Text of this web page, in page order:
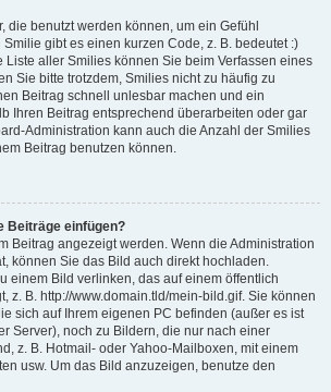
die benutzt werden können, um ein Gefühl
gibt es einen kurzen Code, z. B. bedeutet :)
Liste aller Smilies können Sie beim Verfassen eines
Sie bitte trotzdem, Smilies nicht zu häufig zu
Beitrag schnell unlesbar machen und ein
Ihren Beitrag entsprechend überarbeiten oder gar
Administration kann auch die Anzahl der Smilies
Beitrag benutzen können.
Beiträge einfügen?
Beitrag angezeigt werden. Wenn die Administration
können Sie das Bild auch direkt hochladen.
einem Bild verlinken, das auf einem öffentlich
z. B. http://www.domain.tld/mein-bild.gif. Sie können
sich auf Ihrem eigenen PC befinden (außer es ist
Server), noch zu Bildern, die nur nach einer
z. B. Hotmail- oder Yahoo-Mailboxen, mit einem
usw. Um das Bild anzuzeigen, benutze den